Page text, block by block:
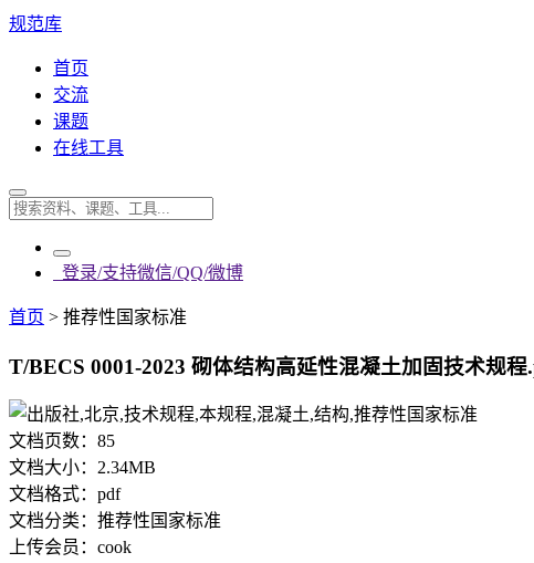
规范库
首页
交流
课题
在线工具
登录/支持微信/QQ/微博
首页 > 推荐性国家标准
T/BECS 0001-2023 砌体结构高延性混凝土加固技术规程
文档页数： 85
文档大小： 2.34MB
文档格式： pdf
文档分类： 推荐性国家标准
上传会员： cook